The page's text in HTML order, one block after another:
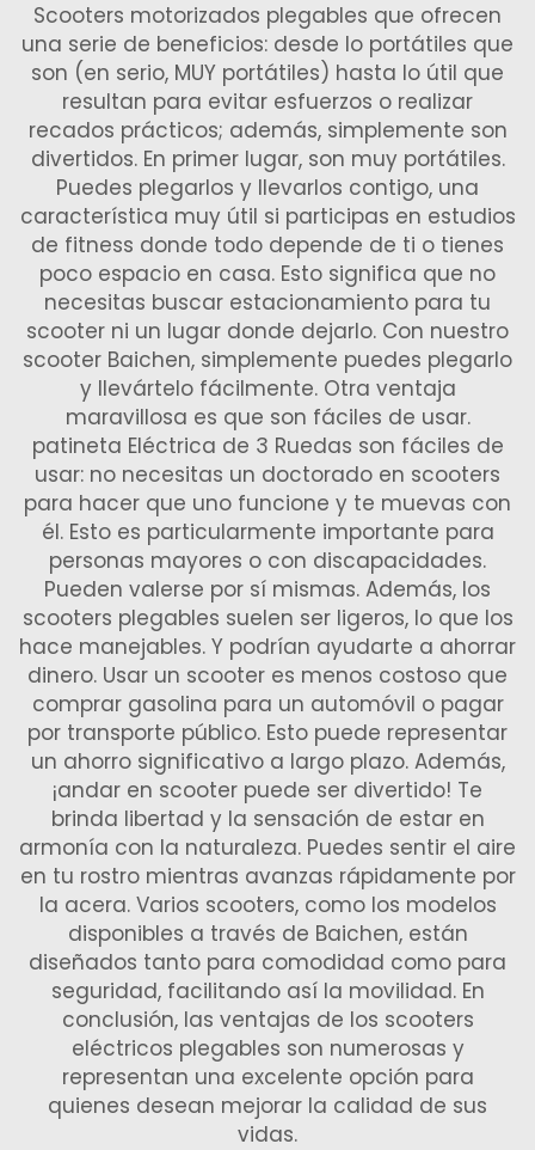
Scooters motorizados plegables que ofrecen
una serie de beneficios: desde lo portátiles que
son (en serio, MUY portátiles) hasta lo útil que
resultan para evitar esfuerzos o realizar
recados prácticos; además, simplemente son
divertidos. En primer lugar, son muy portátiles.
Puedes plegarlos y llevarlos contigo, una
característica muy útil si participas en estudios
de fitness donde todo depende de ti o tienes
poco espacio en casa. Esto significa que no
necesitas buscar estacionamiento para tu
scooter ni un lugar donde dejarlo. Con nuestro
scooter Baichen, simplemente puedes plegarlo
y llevártelo fácilmente. Otra ventaja
maravillosa es que son fáciles de usar.
patineta Eléctrica de 3 Ruedas son fáciles de
usar: no necesitas un doctorado en scooters
para hacer que uno funcione y te muevas con
él. Esto es particularmente importante para
personas mayores o con discapacidades.
Pueden valerse por sí mismas. Además, los
scooters plegables suelen ser ligeros, lo que los
hace manejables. Y podrían ayudarte a ahorrar
dinero. Usar un scooter es menos costoso que
comprar gasolina para un automóvil o pagar
por transporte público. Esto puede representar
un ahorro significativo a largo plazo. Además,
¡andar en scooter puede ser divertido! Te
brinda libertad y la sensación de estar en
armonía con la naturaleza. Puedes sentir el aire
en tu rostro mientras avanzas rápidamente por
la acera. Varios scooters, como los modelos
disponibles a través de Baichen, están
diseñados tanto para comodidad como para
seguridad, facilitando así la movilidad. En
conclusión, las ventajas de los scooters
eléctricos plegables son numerosas y
representan una excelente opción para
quienes desean mejorar la calidad de sus
vidas.